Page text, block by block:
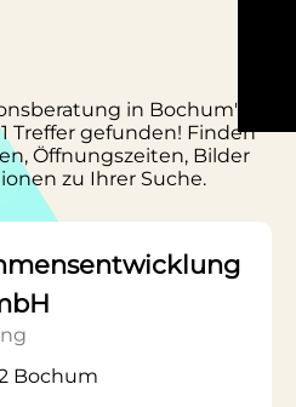
in Bochum"?
Treffer gefunden! Finden
Öffnungszeiten, Bilder
zu Ihrer Suche.
Bochum